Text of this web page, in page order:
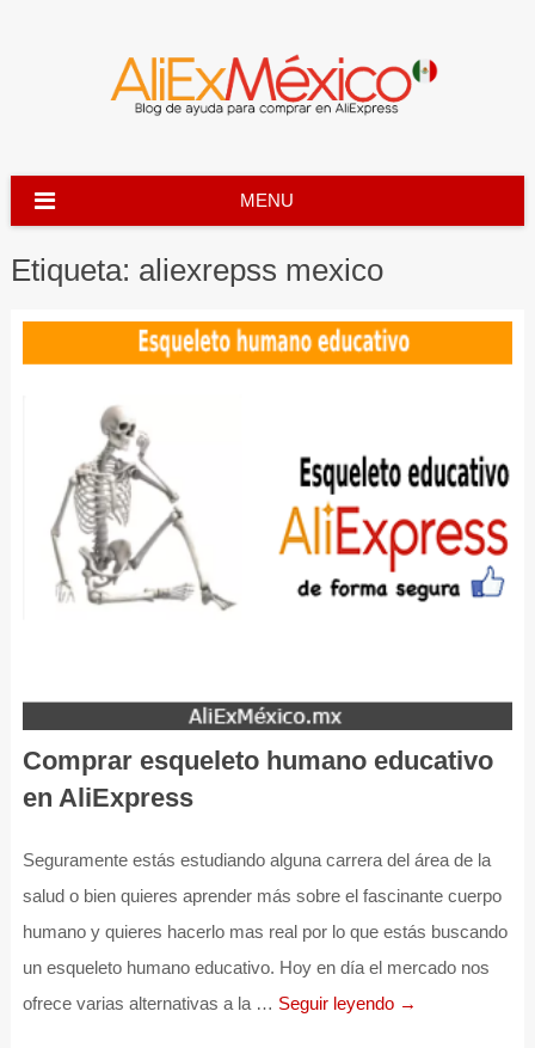
MENU
Etiqueta: aliexrepss mexico
Comprar esqueleto humano educativo
en AliExpress
Seguramente estás estudiando alguna carrera del área de la
salud o bien quieres aprender más sobre el fascinante cuerpo
humano y quieres hacerlo mas real por lo que estás buscando
un esqueleto humano educativo. Hoy en día el mercado nos
ofrece varias alternativas a la … Seguir leyendo →